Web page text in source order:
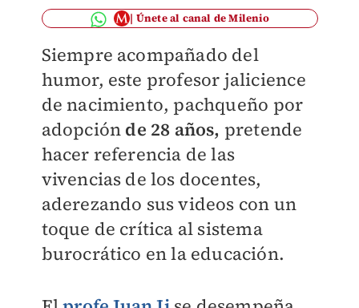
Únete al canal de Milenio
Siempre acompañado del
humor, este profesor jalicience
de nacimiento, pachqueño por
adopción de 28 años, pretende
hacer referencia de las
vivencias de los docentes,
aderezando sus videos con un
toque de crítica al sistema
burocrático en la educación.